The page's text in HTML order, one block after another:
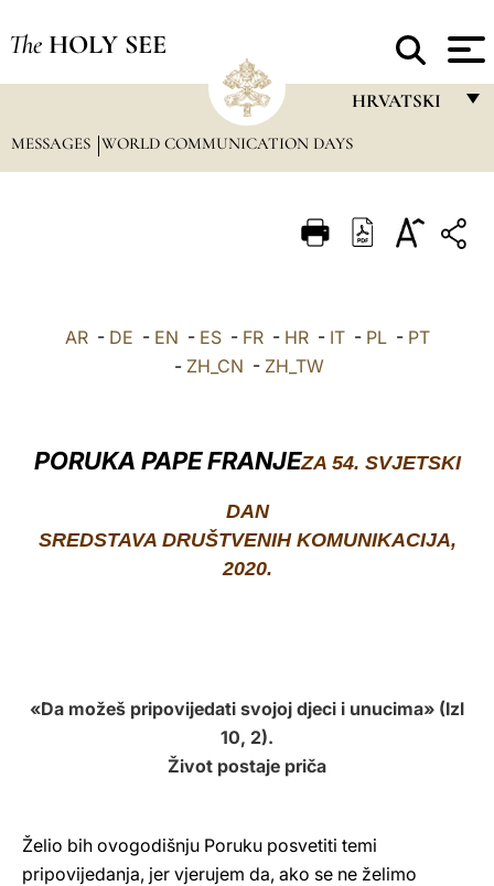
The HOLY SEE
HRVATSKI
FRANÇAIS
ITALIANO
LATINE
MESSAGES WORLD COMMUNICATION DAYS
AR- DE - EN - ES- FR- HR- IT- PL- PT
- ZH_CN - ZH_TW
PORUKA PAPE FRANJEZA 54. SVJETSKI
DAN
SREDSTAVA DRUŠTVENIH KOMUNIKACIJA,
2020.
«Da možeš pripovijedati svojoj djeci i unucima» (Izl
10, 2).
Život postaje priča
Želio bih ovogodišnju Poruku posvetiti temi
pripovijedanja, jer vjerujem da, ako se ne želimo